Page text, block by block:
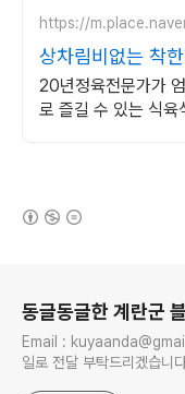
https://
상차림비없는 착
20년정육전문가가
로 즐길 수 있는 식육
동글동글한 계란군
Email :
일로 전달 부탁드리겠습니